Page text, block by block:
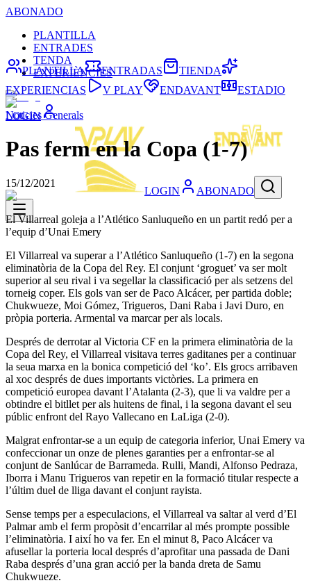
ABONADO
PLANTILLA
ENTRADES
TENDA
EXPERIÈNCIES
LOGIN
LOGIN ABONADO
PLANTILLA ENTRADAS
TIENDA
EXPERIENCIAS
V PLAY ENDAVANT ESTADIO
Noticies Generals
Pas ferm en la Copa (1-7)
15/12/2021
El Villarreal goleja a l’Atlético Sanluqueño en un partit redó per a
l’equip d’Unai Emery
El Villarreal va superar a l’Atlético Sanluqueño (1-7) en la segona
eliminatòria de la Copa del Rey. El conjunt ‘groguet’ va ser molt
superior al seu rival i va segellar la classificació per als setzens del
torneig coper. Els gols van ser de Paco Alcácer, per partida doble;
Chukwueze, Moi Gómez, Trigueros, Dani Raba i Javi Duro, en
pròpia porteria. Armental va marcar per als locals.
Després de derrotar al Victoria CF en la primera eliminatòria de la
Copa del Rey, el Villarreal visitava terres gaditanes per a continuar
la seua marxa en la bonica competició del ‘ko’. Els grocs arribaven
al xoc després de dues importants victòries. La primera en
competició europea davant l’Atalanta (2-3), que li va valdre per a
obtindre el bitllet per als huitens de final, i la segona davant el seu
públic enfront del Rayo Vallecano en LaLiga (2-0).
Malgrat enfrontar-se a un equip de categoria inferior, Unai Emery va
confeccionar un onze de plenes garanties per a enfrontar-se al
conjunt de Sanlúcar de Barrameda. Rulli, Mandi, Alfonso Pedraza,
Iborra i Manu Trigueros van repetir en la formació titular respecte a
l’últim duel de lliga davant el conjunt rayista.
Sense temps per a especulacions, el Villarreal va saltar al verd d’El
Palmar amb el ferm propòsit d’encarrilar al més prompte possible
l’eliminatòria. I així ho va fer. En el minut 8, Paco Alcácer va
afusellar la porteria local després d’aprofitar una passada de Dani
Raba després d’una gran acció per la banda dreta de Samu
Chukwueze.